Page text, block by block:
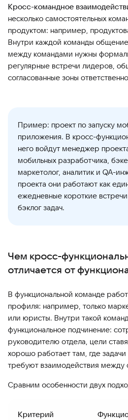
Кросс-командное
несколько самостоятельных
продуктом: например,
Внутри каждой команды общение
между командами нужны
регулярные встречи лидеров,
согласованные зоны
Пример: проект по запуску
приложения. В кросс-
него войдут менеджер
мобильных разработчика,
маркетолог, аналитик и QA-
проекта они работают как
ежедневные короткие
бэклог задач.
Чем кросс-
отличается от
В функциональной команде
профиля: например, только
или юристы. Внутри такой
функциональное подчинение:
руководителю отдела, цели
хорошо работает там, где
требуют взаимодействия между
Сравним особенности двух
Критерий